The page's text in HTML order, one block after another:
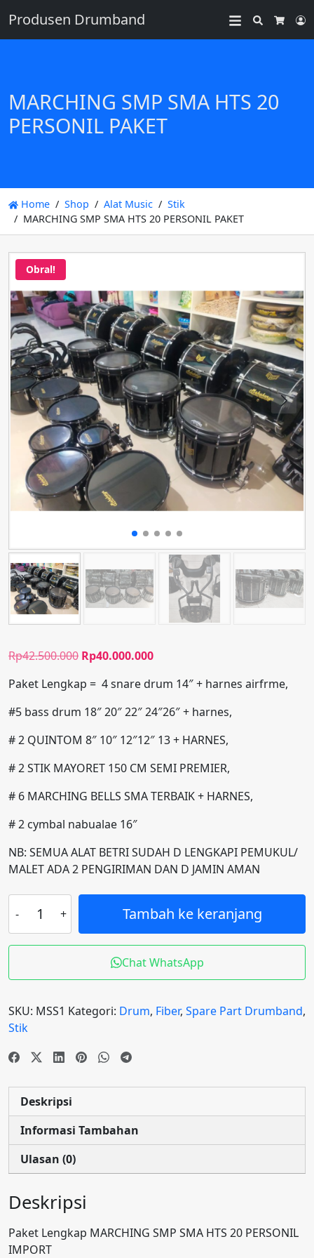
Produsen Drumband
Search
MARCHING SMP SMA HTS 20
PERSONIL PAKET
Home Shop Alat Music
Stik
MARCHING SMP SMA HTS 20 PERSONIL PAKET
Obral!
Rp42.500.000 Harga
adalah:
Rp42.500.000.
Rp40.000.000Harga
ini
adalah:
Paket Lengkap = 4 snare drum 14″ + harnes airfrme,
#5 bass drum 18″ 20″ 22″ 24″26″ + harnes,
# 2 QUINTOM 8″ 10″ 12″12″ 13 + HARNES,
# 2 STIK MAYORET 150 CM SEMI PREMIER,
# 6 MARCHING BELLS SMA TERBAIK + HARNES,
# 2 cymbal nabualae 16″
NB: SEMUA ALAT BETRI SUDAH D LENGKAPI PEMUKUL/
MALET ADA 2 PENGIRIMAN DAN D JAMIN AMAN
MARCHING
SMP
SMA
PERSONIL
PAKET
Tambah ke keranjang
Chat WhatsApp
SKU: MSS1 Kategori: Drum, Fiber, Spare Part Drumband,
Stik
Deskripsi
Informasi Tambahan
Ulasan (0)
Deskripsi
Paket Lengkap MARCHING SMP SMA HTS 20 PERSONIL
IMPORT